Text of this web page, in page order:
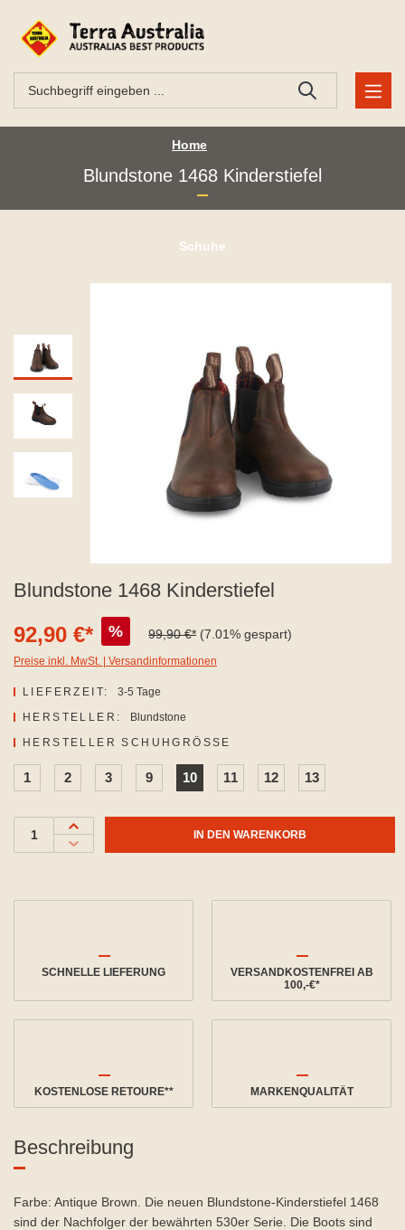
Home
Blundstone 1468 Kinderstiefel
Schuhe
Blundstone 1468 Kinderstiefel
92,90 €* % 99,90 €* (7.01% gespart)
Preise inkl. MwSt. | Versandinformationen
LIEFERZEIT:
3-5 Tage
HERSTELLER:
Blundstone
HERSTELLER SCHUHGRÖSSE
1 2 3 9 10 11 12 13
IN DEN WARENKORB
SCHNELLE LIEFERUNG
VERSANDKOSTENFREI AB
100,-€*
KOSTENLOSE RETOURE** MARKENQUALITÄT
Beschreibung
Farbe: Antique Brown. Die neuen Blundstone-Kinderstiefel 1468
sind der Nachfolger der bewährten 530er Serie. Die Boots sind